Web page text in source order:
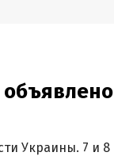
Украины. 7 и 8